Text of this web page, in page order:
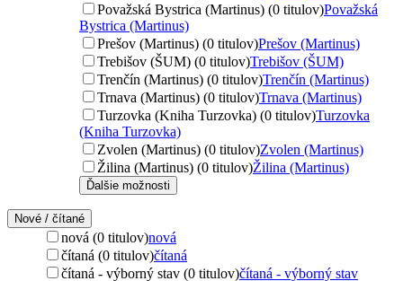
Považská Bystrica (Martinus) (0 titulov)Považská
Bystrica (Martinus)
Prešov (Martinus) (0 titulov)Prešov (Martinus)
Trebišov (ŠUM) (0 titulov)Trebišov (ŠUM)
Trenčín (Martinus) (0 titulov)Trenčín (Martinus)
Trnava (Martinus) (0 titulov)Trnava (Martinus)
Turzovka (Kniha Turzovka) (0 titulov)Turzovka
(Kniha Turzovka)
Zvolen (Martinus) (0 titulov)Zvolen (Martinus)
Žilina (Martinus) (0 titulov)Žilina (Martinus)
Ďalšie možnosti
Nové / čítané
nová (0 titulov)nová
čítaná (0 titulov)čítaná
čítaná - výborný stav (0 titulov)čítaná - výborný stav